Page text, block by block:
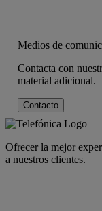
Medios de
Contacta con
material adicional.
Contacto
Ofrecer la mejor
a nuestros clientes.